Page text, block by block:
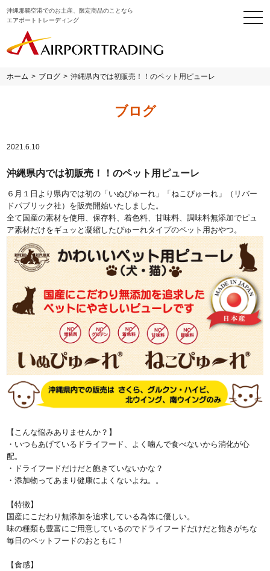
沖縄那覇空港でのお土産、限定商品のことなら
エアポートトレーディング
ホーム > ブログ > 沖縄県内では初販売！！のペット用ピューレ
ブログ
2021.6.10
沖縄県内では初販売！！のペット用ピューレ
６月１日より県内では初の「いぬぴゅーれ」「ねこぴゅーれ」（リバー
ドパブリック社）を販売開始いたしました。
全て国産の素材を使用、保存料、着色料、甘味料、調味料無添加でピュ
ア素材だけをギュッと凝縮したぴゅーれタイプのペット用おやつ。
【こんな悩みありませんか？】
・いつもあげているドライフード、よく噛んで食べないから消化が心
配。
・ドライフードだけだと飽きていないかな？
・添加物ってあまり健康によくないよね。。
【特徴】
国産にこだわり無添加を追求している為体に優しい。
味の種類も豊富にご用意しているのでドライフードだけだと飽きがちな
毎日のペットフードのおともに！
【食感】